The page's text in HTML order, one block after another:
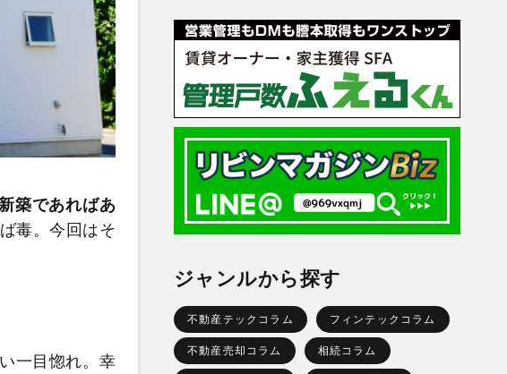
築であればあ
毒。今回はそ
一目惚れ。幸
ジャンルから探す
不動産テックコラム フィンテックコラム
不動産売却コラム 相続コラム